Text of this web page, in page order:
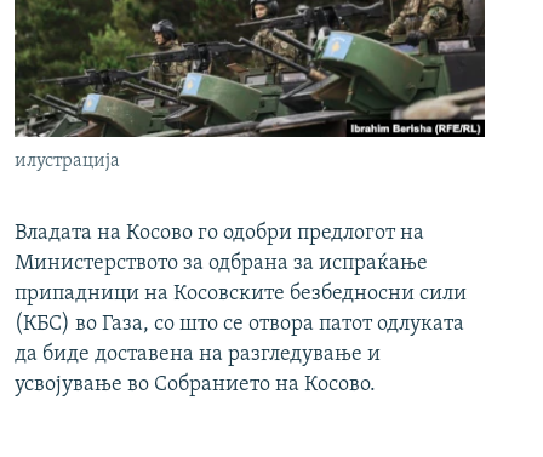
илустрација
Владата на Косово го одобри предлогот на
Министерството за одбрана за испраќање
припадници на Косовските безбедносни сили
(КБС) во Газа, со што се отвора патот одлуката
да биде доставена на разгледување и
усвојување во Собранието на Косово.